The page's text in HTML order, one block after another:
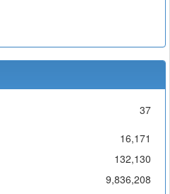
37
16,171
132,130
9,836,208